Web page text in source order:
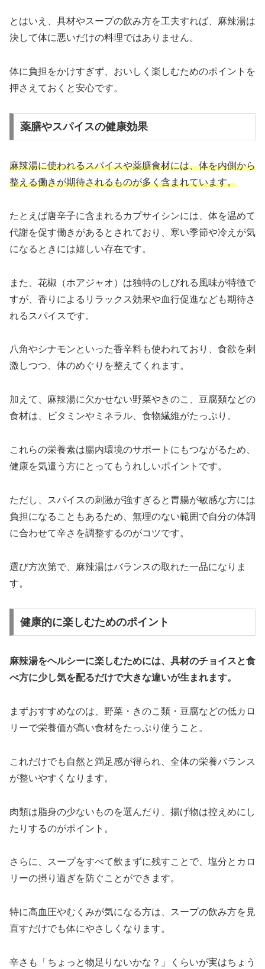
とはいえ、具材やスープの飲み方を工夫すれば、麻辣湯は
決して体に悪いだけの料理ではありません。
体に負担をかけすぎず、おいしく楽しむためのポイントを
押さえておくと安心です。
薬膳やスパイスの健康効果
麻辣湯に使われるスパイスや薬膳食材には、体を内側から
整える働きが期待されるものが多く含まれています。
たとえば唐辛子に含まれるカプサイシンには、体を温めて
代謝を促す働きがあるとされており、寒い季節や冷えが気
になるときには嬉しい存在です。
また、花椒（ホアジャオ）は独特のしびれる風味が特徴で
すが、香りによるリラックス効果や血行促進なども期待さ
れるスパイスです。
八角やシナモンといった香辛料も使われており、食欲を刺
激しつつ、体のめぐりを整えてくれます。
加えて、麻辣湯に欠かせない野菜やきのこ、豆腐類などの
食材は、ビタミンやミネラル、食物繊維がたっぷり。
これらの栄養素は腸内環境のサポートにもつながるため、
健康を気遣う方にとってもうれしいポイントです。
ただし、スパイスの刺激が強すぎると胃腸が敏感な方には
負担になることもあるため、無理のない範囲で自分の体調
に合わせて辛さを調整するのがコツです。
選び方次第で、麻辣湯はバランスの取れた一品になりま
す。
健康的に楽しむためのポイント
麻辣湯をヘルシーに楽しむためには、具材のチョイスと食
べ方に少し気を配るだけで大きな違いが生まれます。
まずおすすめなのは、野菜・きのこ類・豆腐などの低カロ
リーで栄養価が高い食材をたっぷり使うこと。
これだけでも自然と満足感が得られ、全体の栄養バランス
が整いやすくなります。
肉類は脂身の少ないものを選んだり、揚げ物は控えめにし
たりするのがポイント。
さらに、スープをすべて飲まずに残すことで、塩分とカロ
リーの摂り過ぎを防ぐことができます。
特に高血圧やむくみが気になる方は、スープの飲み方を見
直すだけでも体にやさしくなります。
辛さも「ちょっと物足りないかな？」くらいが実はちょう